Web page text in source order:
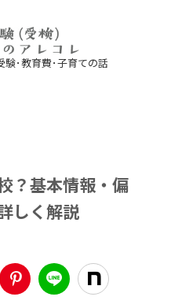
験･教育費･子育ての話
？基本情報・偏
しく解説